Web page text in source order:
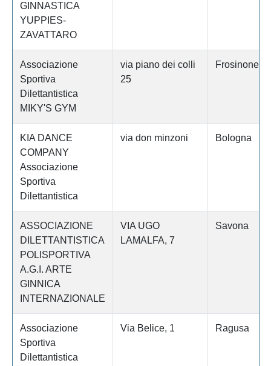
GINNASTICA
YUPPIES-
ZAVATTARO
Associazione
Sportiva
Dilettantistica
MIKY'S GYM
via piano dei colli
25
Frosinone
KIA DANCE
COMPANY
Associazione
Sportiva
Dilettantistica
via don minzoni Bologna
ASSOCIAZIONE
DILETTANTISTICA
POLISPORTIVA
A.G.I. ARTE
GINNICA
INTERNAZIONALE
VIA UGO
LAMALFA, 7
Savona
Associazione
Sportiva
Dilettantistica
Via Belice, 1 Ragusa